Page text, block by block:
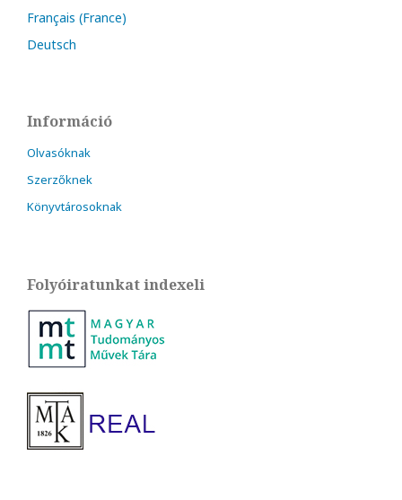
Français (France)
Deutsch
Információ
Olvasóknak
Szerzőknek
Könyvtárosoknak
Folyóiratunkat indexeli